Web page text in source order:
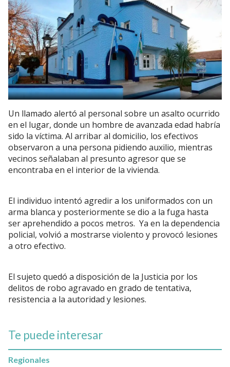
Un llamado alertó al personal sobre un asalto ocurrido
en el lugar, donde un hombre de avanzada edad habría
sido la víctima. Al arribar al domicilio, los efectivos
observaron a una persona pidiendo auxilio, mientras
vecinos señalaban al presunto agresor que se
encontraba en el interior de la vivienda.
El individuo intentó agredir a los uniformados con un
arma blanca y posteriormente se dio a la fuga hasta
ser aprehendido a pocos metros. Ya en la dependencia
policial, volvió a mostrarse violento y provocó lesiones
a otro efectivo.
El sujeto quedó a disposición de la Justicia por los
delitos de robo agravado en grado de tentativa,
resistencia a la autoridad y lesiones.
Te puede interesar
Regionales